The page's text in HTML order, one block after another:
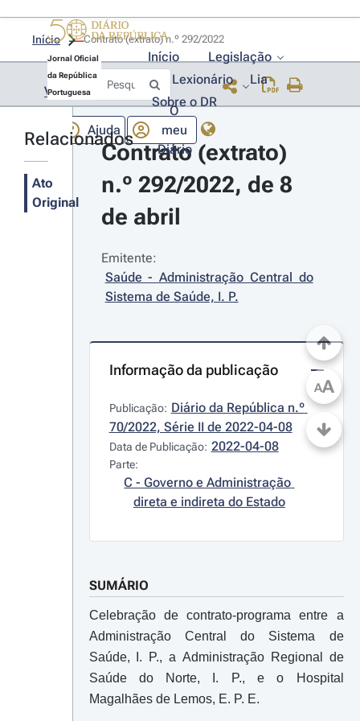
Jornal Oficial
da República
Portuguesa
Início
Legislação
Lexionário
Lia
Sobre o DR
Ajuda
O
meu
Diário
Início
Voltar
Relacionados
Ato
Original
Contrato (extrato)
n.º 292/2022, de 8
de abril
Emitente:
Saúde - Administração Central do
Sistema de Saúde, I. P.
Informação da publicação
Publicação: Diário da República n.º
70/2022, Série II de 2022-04-08
Data de Publicação: 2022-04-08
Parte:
C - Governo e Administração
direta e indireta do Estado
SUMÁRIO
Celebração de contrato-programa entre a
Administração Central do Sistema de
Saúde, I. P., a Administração Regional de
Saúde do Norte, I. P., e o Hospital
Magalhães de Lemos, E. P. E.
AA